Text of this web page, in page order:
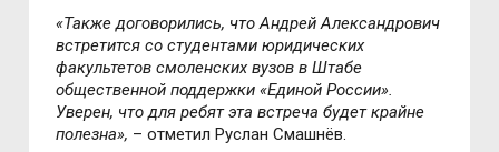
«Также договорились, что Андрей Александрович
встретится со студентами юридических
факультетов смоленских вузов в Штабе
общественной поддержки «Единой России».
Уверен, что для ребят эта встреча будет крайне
полезна», – отметил Руслан Смашнёв.